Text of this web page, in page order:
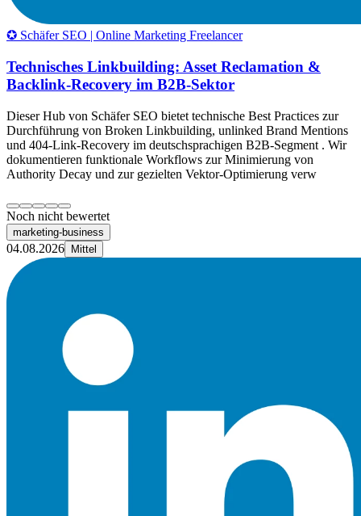
✪ Schäfer SEO | Online Marketing Freelancer
Technisches Linkbuilding: Asset Reclamation &
Backlink-Recovery im B2B-Sektor
Dieser Hub von Schäfer SEO bietet technische Best Practices zur
Durchführung von Broken Linkbuilding, unlinked Brand Mentions
und 404-Link-Recovery im deutschsprachigen B2B-Segment . Wir
dokumentieren funktionale Workflows zur Minimierung von
Authority Decay und zur gezielten Vektor-Optimierung verw
Noch nicht bewertet
marketing-business
04.08.2026 Mittel